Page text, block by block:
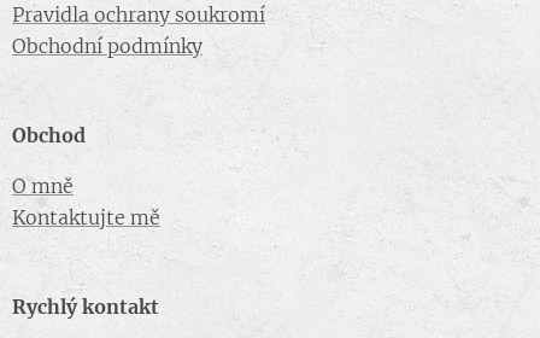
Pravidla ochrany soukromí
Obchodní podmínky
Obchod
O mně
Kontaktujte mě
Rychlý kontakt